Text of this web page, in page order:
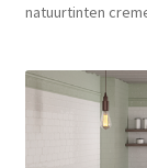
Contact
natuurtinten